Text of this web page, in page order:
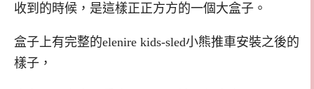
收到的時候，是這樣正正方方的一個大盒子。
盒子上有完整的elenire kids-sled小熊推車安裝之後的
樣子，